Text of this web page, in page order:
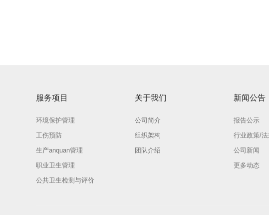
服务项目
环境保护管理
工伤预防
生产anquan管理
职业卫生管理
公共卫生检测与评价
关于我们
公司简介
组织架构
团队介绍
新闻公告
报告公示
行业政策/
公司新闻
更多动态